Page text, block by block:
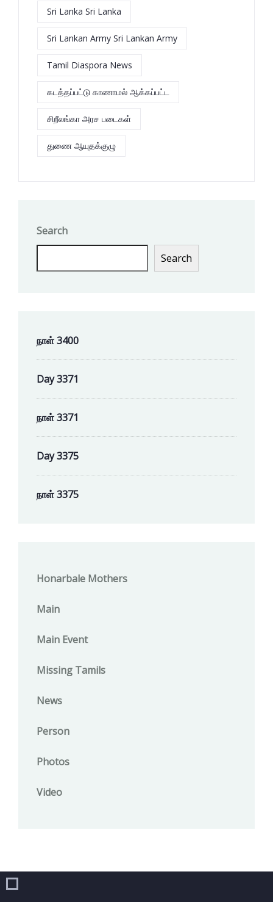
Sri Lanka Sri Lanka
Sri Lankan Army Sri Lankan Army
Tamil Diaspora News
கடத்தப்பட்டு காணாமல் ஆக்கப்பட்ட
சிறீலங்கா அரச படைகள்
துணை ஆயுதக்குழு
Search
Search
நாள் 3400
Day 3371
நாள் 3371
Day 3375
நாள் 3375
Honarbale Mothers
Main
Main Event
Missing Tamils
News
Person
Photos
Video